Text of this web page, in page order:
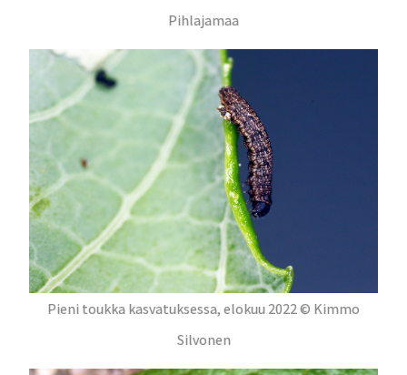
Pihlajamaa
Pieni toukka kasvatuksessa, elokuu 2022 © Kimmo
Silvonen